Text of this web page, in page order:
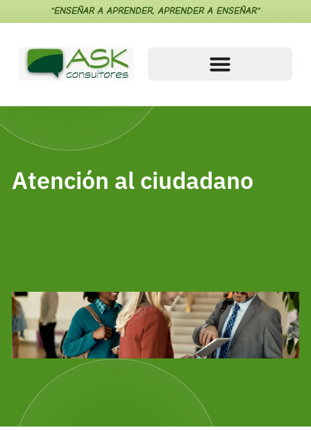
"ENSEÑAR A APRENDER, APRENDER A ENSEÑAR"
Atención al ciudadano